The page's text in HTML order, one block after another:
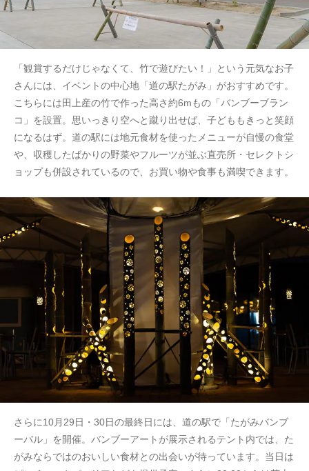
「観賞するだけじゃなくて、竹で遊びたい！」という元気なお子
さんには、イベントの中心地「道の駅たがみ」がおすすめです。
こちらには田上産の竹で作った高さ約6mもの「バンブーブラン
コ」を設置。思いっきり空へと蹴り出せば、子どももきっと笑顔
になるはず。道の駅には地元食材を使ったメニューが自慢の食堂
や、収穫したばかりの野菜やフルーツが並ぶ直売所・セレクトシ
ョップも併設されているので、お買い物や食事も満喫できます。
さらに10月29日・30日の最終日には、道の駅で「たがみバンブ
ーバル」を開催。バンブーアートが展示されるテント内では、た
がみならではのおいしい食材との出会いが待っています。当日は